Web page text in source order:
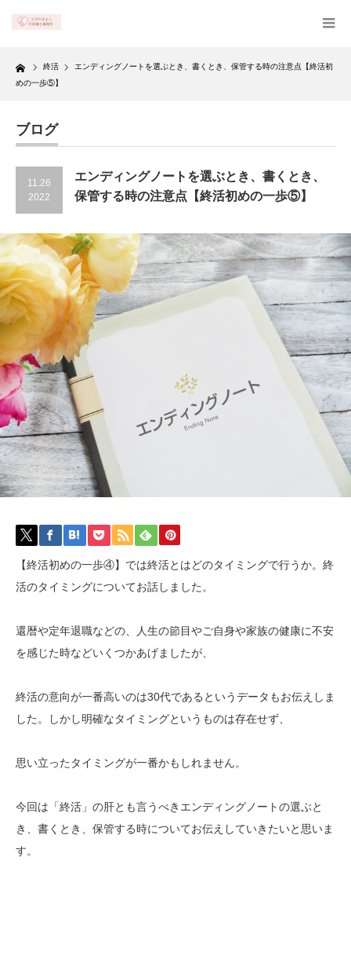
Home 終活
エンディングノートを選ぶとき、書くとき、保管する時の注意点【終活初
めの一歩⑤】
ブログ
11.26
2022
エンディングノートを選ぶとき、書くとき、
保管する時の注意点【終活初めの一歩⑤】
【終活初めの一歩④】では終活とはどのタイミングで行うか。終
活のタイミングについてお話しました。
還暦や定年退職などの、人生の節目やご自身や家族の健康に不安
を感じた時などいくつかあげましたが、
終活の意向が一番高いのは30代であるというデータもお伝えしま
した。しかし明確なタイミングというものは存在せず、
思い立ったタイミングが一番かもしれません。
今回は「終活」の肝とも言うべきエンディングノートの選ぶと
き、書くとき、保管する時についてお伝えしていきたいと思いま
す。